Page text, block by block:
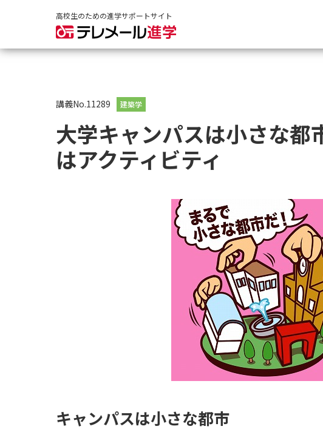
高校生のための進学サポートサイト
講義No.11289 建築学
大学キャンパスは小さな
はアクティビティ
キャンパスは小さな都市